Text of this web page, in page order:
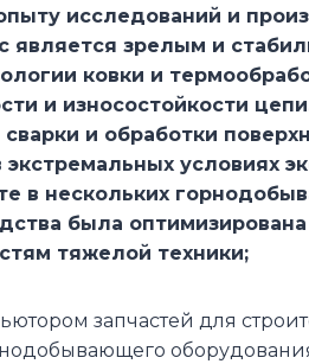
исследований и
является зрелым и
ковки и
и износостойкости
и обработки
условиях
в нескольких
была
тяжелой техники;
запчастей для